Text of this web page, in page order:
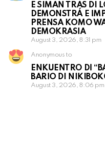
E SIMAN TRAS DI
DEMONSTRÁ E
PRENSA KOMO
DEMOKRASIA
August 3, 2026, 8:31 pm
Anonymous to
ENKUENTRO DI
BARIO DI
August 3, 2026, 8:06 pm